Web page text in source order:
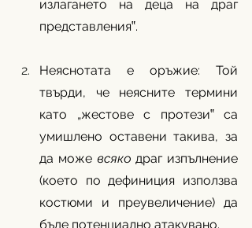
излагането на деца на драг
представления‟.
Неяснотата е оръжие: Той
твърди, че неясните термини
като „жестове с протези‟ са
умишлено оставени такива, за
да може всяко драг изпълнение
(което по дефиниция използва
костюми и преувеличение) да
бъде потенциално атакувано.